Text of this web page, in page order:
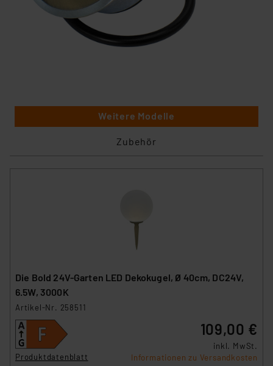
Weitere Modelle
Zubehör
Die Bold 24V-Garten LED Dekokugel, Ø 40cm, DC24V,
6.5W, 3000K
Artikel-Nr. 258511
Produktdatenblatt
109,00 €
inkl. MwSt.
Informationen zu Versandkosten